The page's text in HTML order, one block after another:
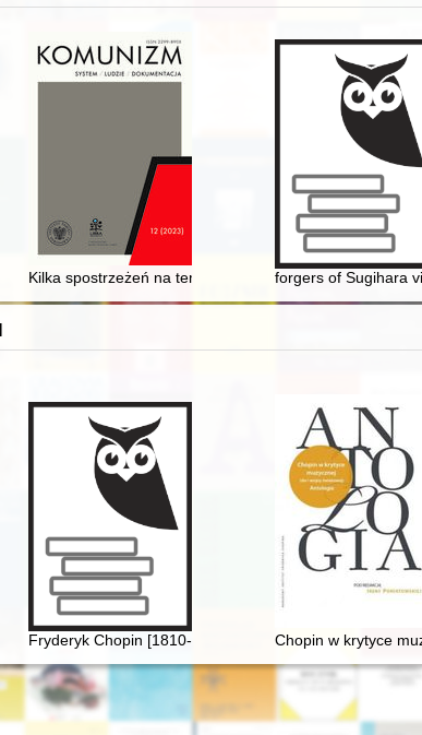
1931 - 24 May 2022)
Kilka spostrzeżeń na temat książki Krzysztofa
forgers of Sugihara
jego ulubionej uczennicy
Encyklopedia muzyczna PWM
Fryderyk Chopin [1810-1849] i jego muzykaChopin w krytyce